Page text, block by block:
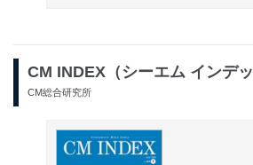
CM INDEX（シーエム インデッ
CM総合研究所